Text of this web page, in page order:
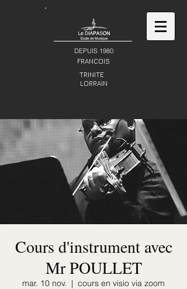
DEPUIS 1980
FRANCOIS
TRINITE
LORRAIN
Cours d'instrument avec
Mr POULLET
mar. 10 nov.
  |
cours en visio via zoom